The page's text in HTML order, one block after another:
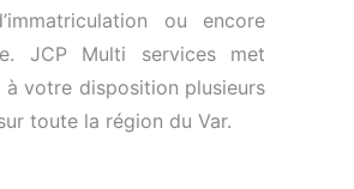
ou encore
JCP Multi services met
à votre disposition plusieurs
toute la région du Var.